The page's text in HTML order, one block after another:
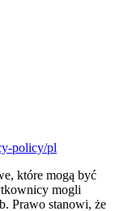
policy/pl
które mogą być
mogli
Prawo stanowi, że